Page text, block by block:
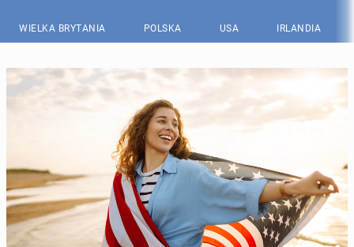
WIELKA BRYTANIA POLSKA USA IRLANDIA